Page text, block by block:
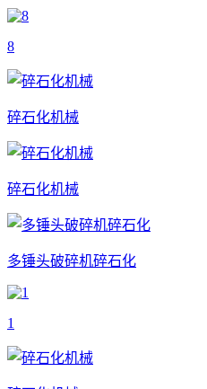
8
碎石化机械
碎石化机械
多锤头破碎机碎石化
1